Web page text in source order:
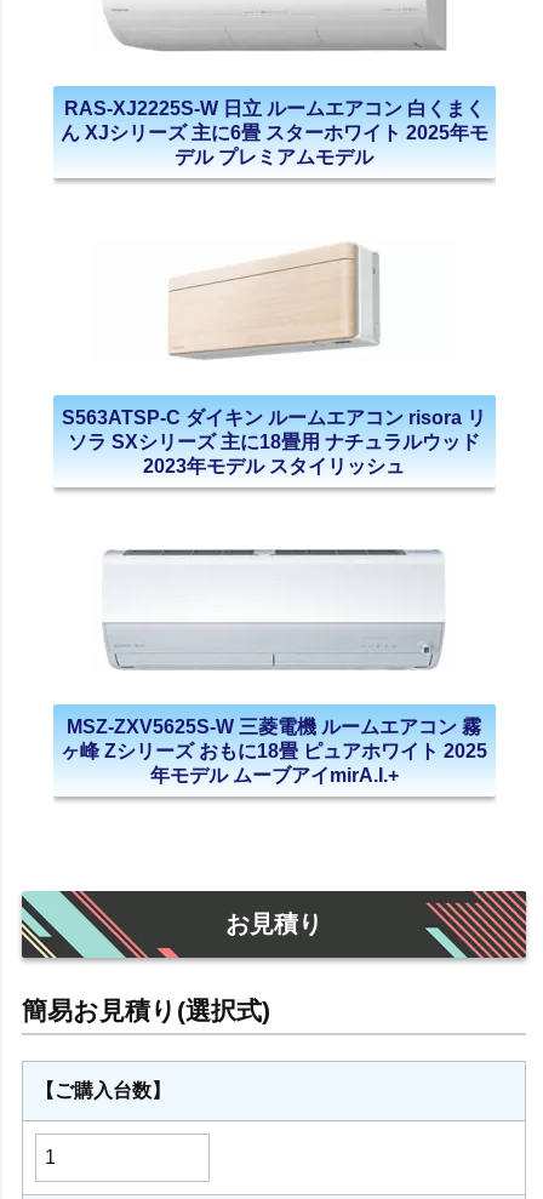
RAS-XJ2225S-W 日立 ルームエアコン 白くまく
ん XJシリーズ 主に6畳 スターホワイト 2025年モ
デル プレミアムモデル
S563ATSP-C ダイキン ルームエアコン risora リ
ソラ SXシリーズ 主に18畳用 ナチュラルウッド
2023年モデル スタイリッシュ
MSZ-ZXV5625S-W 三菱電機 ルームエアコン 霧
ヶ峰 Zシリーズ おもに18畳 ピュアホワイト 2025
年モデル ムーブアイmirA.I.+
お見積り
【ご購入台数】